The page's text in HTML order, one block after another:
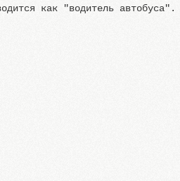
как "водитель автобуса".